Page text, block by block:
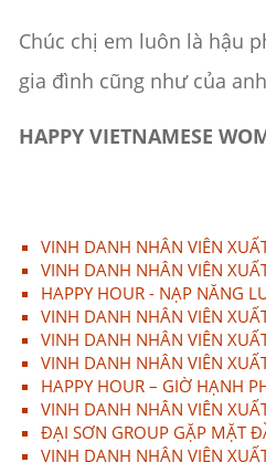
Chúc chị em luôn là hậu
gia đình cũng như của
HAPPY VIETNAMESE
VINH DANH NHÂN VIÊN
VINH DANH NHÂN VIÊN
HAPPY HOUR - NẠP NĂNG
VINH DANH NHÂN VIÊN
VINH DANH NHÂN VIÊN
VINH DANH NHÂN VIÊN
HAPPY HOUR – GIỜ HẠNH
VINH DANH NHÂN VIÊN
ĐẠI SƠN GROUP GẶP MẶT
VINH DANH NHÂN VIÊN